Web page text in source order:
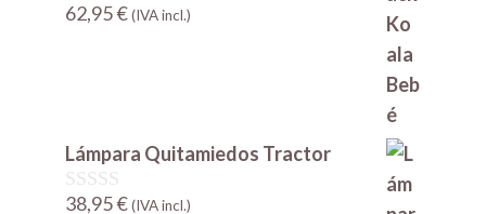
0
62,95€(IVA incl.)
Lámpara Quitamiedos Tractor
0
38,95€(IVA incl.)